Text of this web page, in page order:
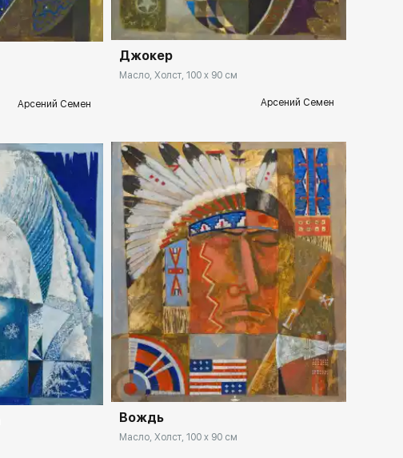
Арсений Семен
rakovgallery.ru
Джокер
Масло, Холст, 100 x 90 см
Арсений Семен
Домен: rakovgallery.ru
Вождь
Масло, Холст, 100 x 90 см